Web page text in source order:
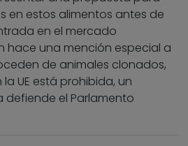
en estos alimentos antes de
en el mercado
hace una mención especial a
de animales clonados,
UE está prohibida, un
el Parlamento